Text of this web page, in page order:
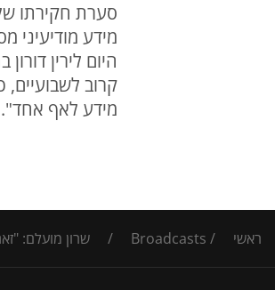
סערת חקירתו
מידע מודיעיני
היום לירין
קרוב
מידע לאף אחד".
ראשי /
Broadcasts
/ שרון מועלם: